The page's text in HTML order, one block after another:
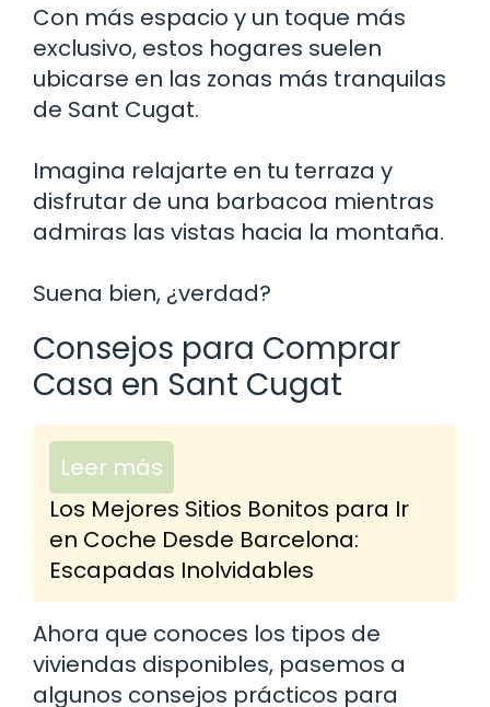
Con más espacio y un toque más
exclusivo, estos hogares suelen
ubicarse en las zonas más tranquilas
de Sant Cugat.
Imagina relajarte en tu terraza y
disfrutar de una barbacoa mientras
admiras las vistas hacia la montaña.
Suena bien, ¿verdad?
Consejos para Comprar
Casa en Sant Cugat
Leer más
Los Mejores Sitios Bonitos para Ir
en Coche Desde Barcelona:
Escapadas Inolvidables
Ahora que conoces los tipos de
viviendas disponibles, pasemos a
algunos consejos prácticos para